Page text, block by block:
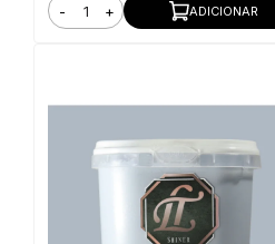
- + ADICIONAR